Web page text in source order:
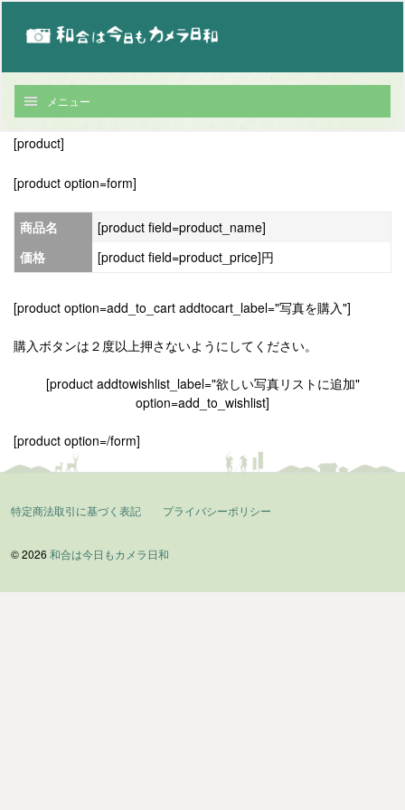
メニュー
[product]
[product option=form]
商品名
[product field=product_name]
価格
[product field=product_price]円
[product option=add_to_cart addtocart_label="写真を購入"]
購入ボタンは２度以上押さないようにしてください。
[product addtowishlist_label="欲しい写真リストに追加"
option=add_to_wishlist]
[product option=/form]
特定商法取引に基づく表記 プライバシーポリシー
© 2026 和合は今日もカメラ日和